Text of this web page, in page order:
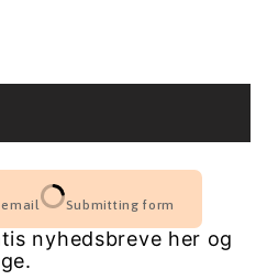
email Submitting form
nyhedsbreve her og